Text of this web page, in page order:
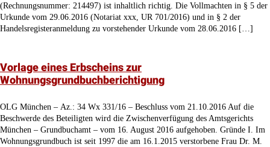
(Rechnungsnummer: 214497) ist inhaltlich richtig. Die Vollmachten in § 5 der
Urkunde vom 29.06.2016 (Notariat xxx, UR 701/2016) und in § 2 der
Handelsregisteranmeldung zu vorstehender Urkunde vom 28.06.2016 […]
Vorlage eines Erbscheins zur
Wohnungsgrundbuchberichtigung
OLG München – Az.: 34 Wx 331/16 – Beschluss vom 21.10.2016 Auf die
Beschwerde des Beteiligten wird die Zwischenverfügung des Amtsgerichts
München – Grundbuchamt – vom 16. August 2016 aufgehoben. Gründe I. Im
Wohnungsgrundbuch ist seit 1997 die am 16.1.2015 verstorbene Frau Dr. M.